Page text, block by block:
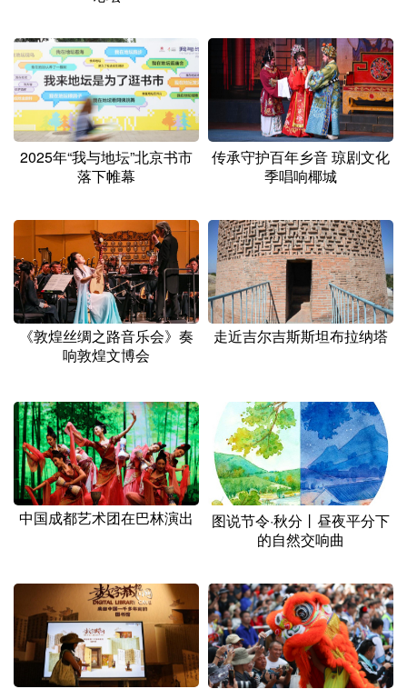
多语种频道
English Français عربى
Русский язык 日本語 한국어
2025年“我与地坛”北京书市
落下帷幕
传承守护百年乡音 琼剧文化
季唱响椰城
《敦煌丝绸之路音乐会》奏
响敦煌文博会
走近吉尔吉斯斯坦布拉纳塔
中国成都艺术团在巴林演出
图说节令·秋分丨昼夜平分下
的自然交响曲